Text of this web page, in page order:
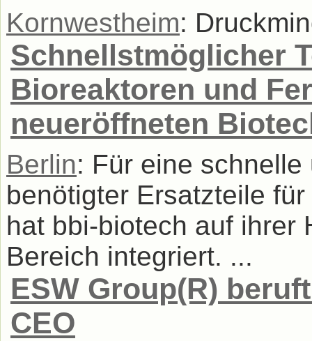
Kornwestheim:
Schnellstmöglicher
Bioreaktoren und
neueröffneten
Berlin: Für eine
benötigter Ersatzteile
hat bbi-biotech auf ihrer
Bereich integriert. ...
ESW Group(R)
CEO